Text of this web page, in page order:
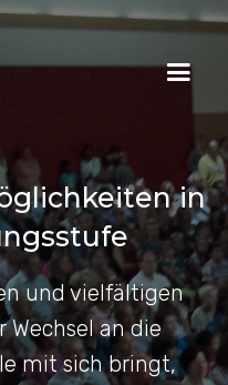
in
und vielfältigen
Wechsel an die
mit sich bringt,